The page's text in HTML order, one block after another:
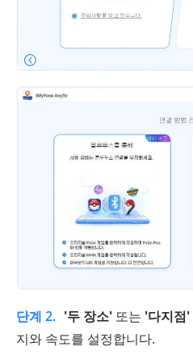
단계 2. '두 장소' 또는 '다지점'
지와 속도를 설정합니다.